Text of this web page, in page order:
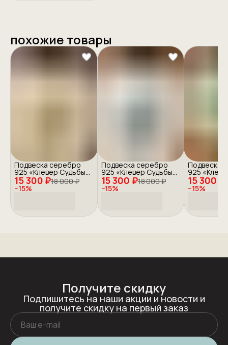
похожие товары
15 300 ₽18 000 ₽
−15%
Подвеска серебро
925 «Клевер Судьбы»
с золочением 15 300 ₽18 000 ₽
−15%
Подвеска серебро
925 «Клевер Судьбы»
с золочением 15 300 ₽
−15%
Подвеска
925
с
Получите скидку
Подпишитесь на наши акции и новости и
получите скидку на первый заказ